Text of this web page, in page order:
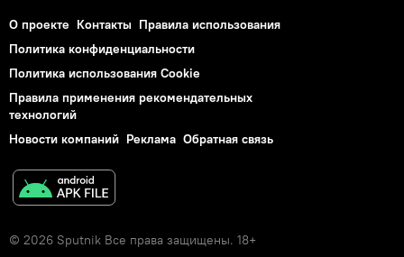
О проекте Контакты Правила использования
Политика конфиденциальности
Политика использования Cookie
Правила применения рекомендательных
технологий
Новости компаний Реклама Обратная связь
© 2026 Sputnik Все права защищены. 18+